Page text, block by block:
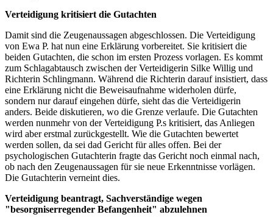
Verteidigung kritisiert die Gutachten
Damit sind die Zeugenaussagen abgeschlossen. Die Verteidigung
von Ewa P. hat nun eine Erklärung vorbereitet. Sie kritisiert die
beiden Gutachten, die schon im ersten Prozess vorlagen. Es kommt
zum Schlagabtausch zwischen der Verteidigerin Silke Willig und
Richterin Schlingmann. Während die Richterin darauf insistiert, dass
eine Erklärung nicht die Beweisaufnahme widerholen dürfe,
sondern nur darauf eingehen dürfe, sieht das die Verteidigerin
anders. Beide diskutieren, wo die Grenze verlaufe. Die Gutachten
werden nunmehr von der Verteidigung P.s kritisiert, das Anliegen
wird aber erstmal zurückgestellt. Wie die Gutachten bewertet
werden sollen, da sei dad Gericht für alles offen. Bei der
psychologischen Gutachterin fragte das Gericht noch einmal nach,
ob nach den Zeugenaussagen für sie neue Erkenntnisse vorlägen.
Die Gutachterin verneint dies.
Verteidigung beantragt, Sachverständige wegen
"besorgniserregender Befangenheit" abzulehnen